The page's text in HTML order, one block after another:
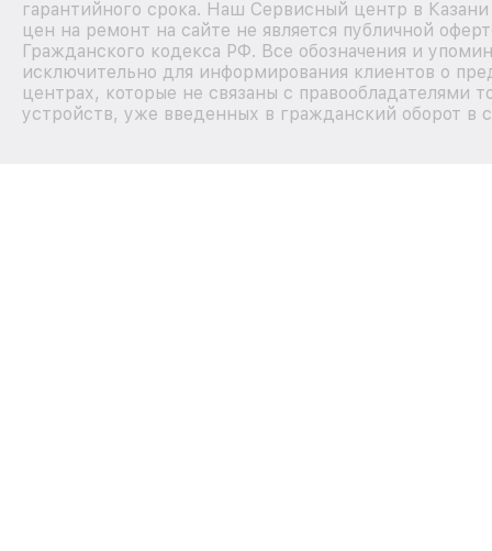
гарантийного срока. Наш Сервисный центр в
цен на ремонт на сайте не является публичной
Гражданского кодекса РФ. Все обозначения и
исключительно для информирования клиентов о
центрах, которые не связаны с правообладателями
устройств, уже введенных в гражданский оборот в